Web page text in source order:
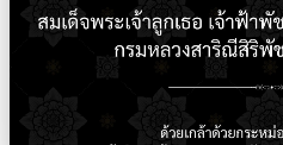
ใบรายชื่อนักเรียน
ตรวจสอบรายชื่อนักศึกษา
ปีการศึกษา 2569